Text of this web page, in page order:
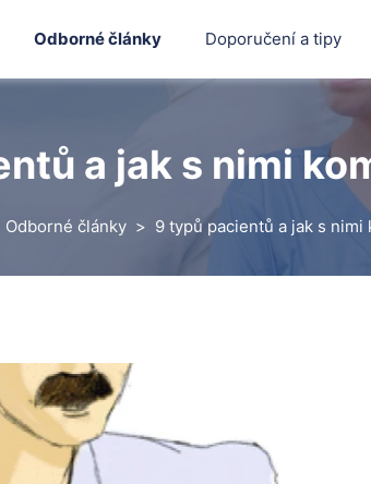
Odborné články Doporučení a tipy
a jak s nimi
Odborné články 9 typů pacientů a jak s nimi